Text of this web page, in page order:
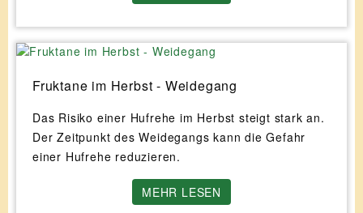
Fruktane im Herbst - Weidegang
Das Risiko einer Hufrehe im Herbst steigt stark an.
Der Zeitpunkt des Weidegangs kann die Gefahr
einer Hufrehe reduzieren.
MEHR LESEN